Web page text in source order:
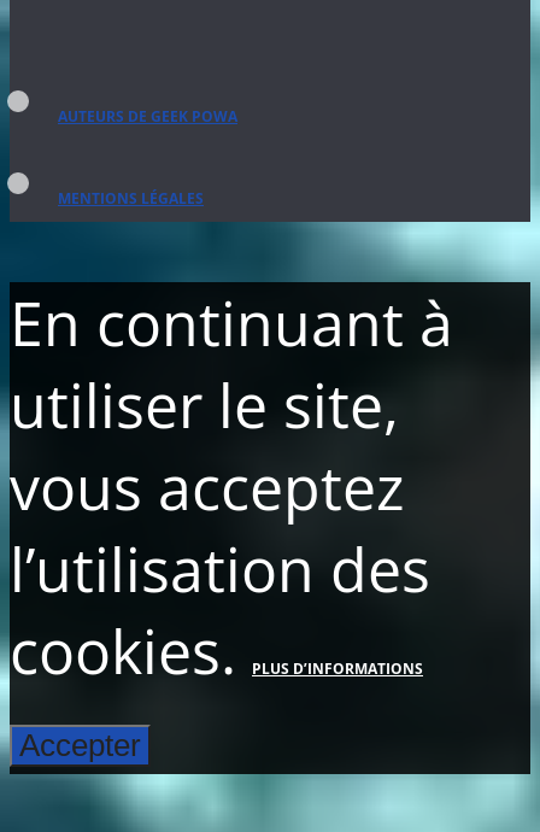
AUTEURS DE GEEK POWA
MENTIONS LÉGALES
En continuant à
utiliser le site,
vous acceptez
l’utilisation des
cookies.
PLUS D’INFORMATIONS
Accepter